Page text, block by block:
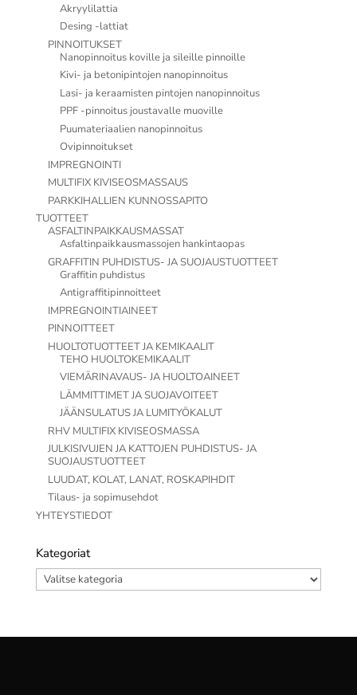
Akryylilattia
Desing -lattiat
PINNOITUKSET
Nanopinnoitus koville ja sileille pinnoille
Kivi- ja betonipintojen nanopinnoitus
Lasi- ja keraamisten pintojen nanopinnoitus
PPF -pinnoitus joustavalle muoville
Puumateriaalien nanopinnoitus
Ovipinnoitukset
IMPREGNOINTI
MULTIFIX KIVISEOSMASSAUS
PARKKIHALLIEN KUNNOSSAPITO
TUOTTEET
ASFALTINPAIKKAUSMASSAT
Asfaltinpaikkausmassojen hankintaopas
GRAFFITIN PUHDISTUS- JA SUOJAUSTUOTTEET
Graffitin puhdistus
Antigraffitipinnoitteet
IMPREGNOINTIAINEET
PINNOITTEET
HUOLTOTUOTTEET JA KEMIKAALIT
TEHO HUOLTOKEMIKAALIT
VIEMÄRINAVAUS- JA HUOLTOAINEET
LÄMMITTIMET JA SUOJAVOITEET
JÄÄNSULATUS JA LUMITYÖKALUT
RHV MULTIFIX KIVISEOSMASSA
JULKISIVUJEN JA KATTOJEN PUHDISTUS- JA
SUOJAUSTUOTTEET
LUUDAT, KOLAT, LANAT, ROSKAPIHDIT
Tilaus- ja sopimusehdot
YHTEYSTIEDOT
Kategoriat
Kategoriat